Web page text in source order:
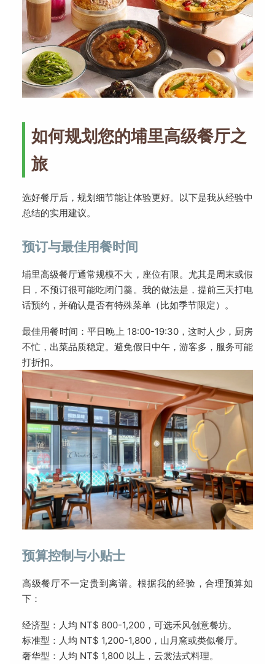
如何规划您的埔里高级餐厅之
旅
选好餐厅后，规划细节能让体验更好。以下是我从经验中
总结的实用建议。
预订与最佳用餐时间
埔里高级餐厅通常规模不大，座位有限。尤其是周末或假
日，不预订很可能吃闭门羹。我的做法是，提前三天打电
话预约，并确认是否有特殊菜单（比如季节限定）。
最佳用餐时间：平日晚上 18:00-19:30，这时人少，厨房
不忙，出菜品质稳定。避免假日中午，游客多，服务可能
打折扣。
预算控制与小贴士
高级餐厅不一定贵到离谱。根据我的经验，合理预算如
下：
经济型：人均 NT$ 800-1,200，可选禾风创意餐坊。
标准型：人均 NT$ 1,200-1,800，山月窯或类似餐厅。
奢华型：人均 NT$ 1,800 以上，云裳法式料理。